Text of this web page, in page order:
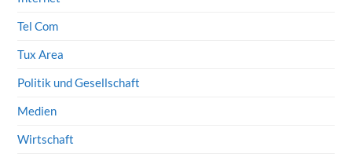
Tel Com
Tux Area
Politik und Gesellschaft
Medien
Wirtschaft